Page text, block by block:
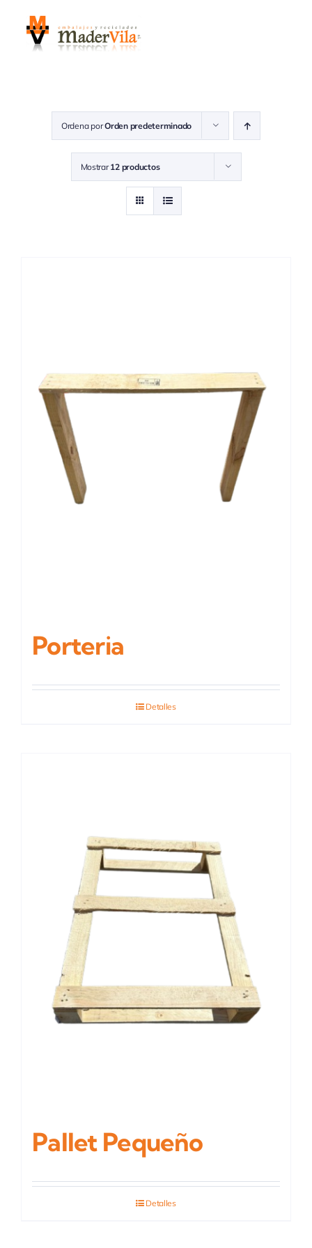
contenido
Ordena porOrden predeterminado
Mostrar12 productos
Porteria
Detalles
Pallet Pequeño
Detalles